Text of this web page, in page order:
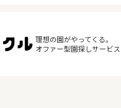
理想の園がやってくる。
オファー型園探しサービス